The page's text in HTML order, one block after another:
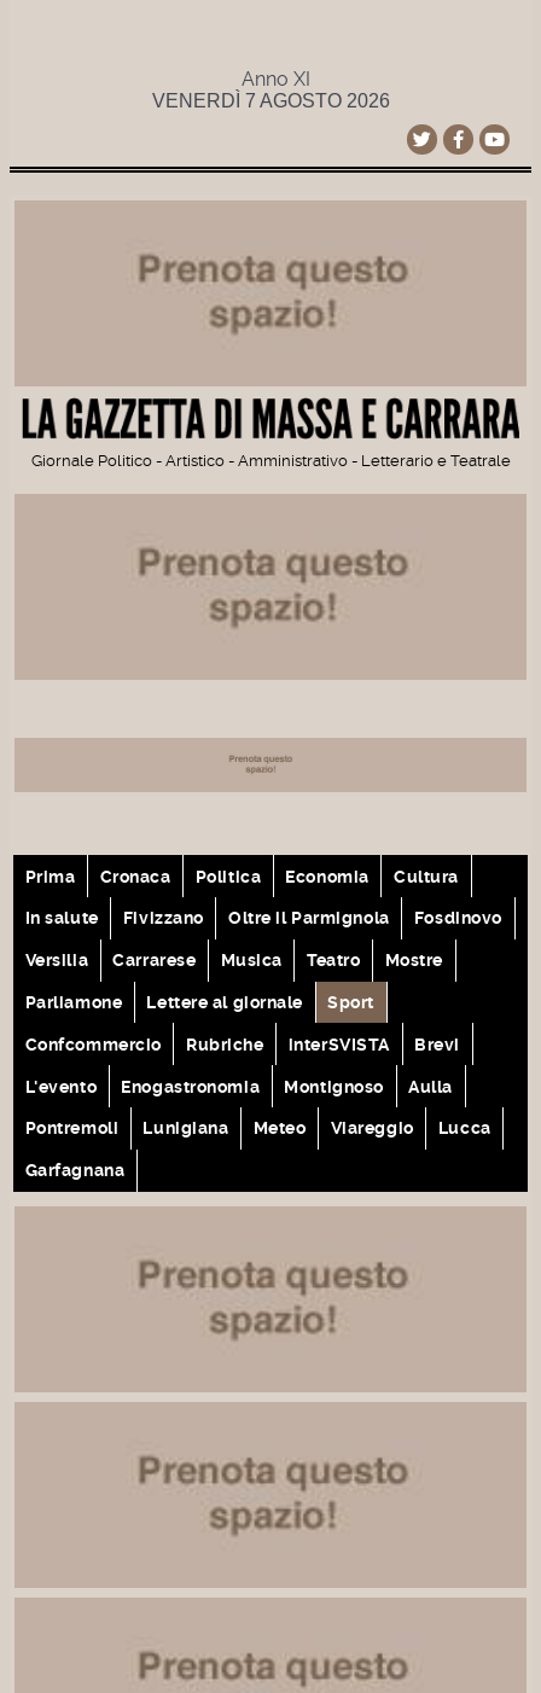
Anno XI
VENERDÌ 7 AGOSTO 2026
Giornale Politico - Artistico - Amministrativo - Letterario e Teatrale
Prima Cronaca Politica Economia Cultura
In salute Fivizzano Oltre il Parmignola Fosdinovo
Versilia Carrarese Musica Teatro Mostre
Parliamone Lettere al giornale Sport
Confcommercio Rubriche interSVISTA Brevi
L'evento Enogastronomia Montignoso Aulla
Pontremoli Lunigiana Meteo Viareggio Lucca
Garfagnana